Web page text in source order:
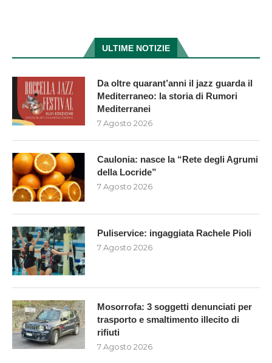
ULTIME NOTIZIE
Da oltre quarant’anni il jazz guarda il
Mediterraneo: la storia di Rumori
Mediterranei
7 Agosto 2026
Caulonia: nasce la “Rete degli Agrumi
della Locride”
7 Agosto 2026
Puliservice: ingaggiata Rachele Pioli
7 Agosto 2026
Mosorrofa: 3 soggetti denunciati per
trasporto e smaltimento illecito di
rifiuti
7 Agosto 2026